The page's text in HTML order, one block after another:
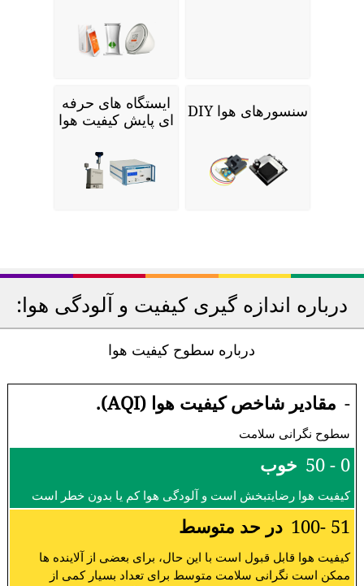
سنسورهای هوا DIY
ایستگاه های حرفه
ای پایش کیفیت هوا
درباره اندازه گیری کیفیت و آلودگی هوا:
درباره سطوح کیفیت هوا
- مقادیر شاخص کیفیت هوا (AQI).
سطوح نگرانی سلامت
0 - 50 خوب
کیفیت هوا رضایتبخش است و آلودگی هوا کم یا بدون خطر است
51 -100 در حد متوسط
کیفیت هوا قابل قبول است با این حال، برای بعضی از آلاینده ها
ممکن است نگرانی سلامت متوسط برای تعداد بسیار کمی از